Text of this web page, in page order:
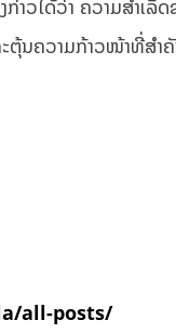
ວໄດ້ວ່າ ຄວາມສຳເລັ
ນຄວາມກ້າວໜ້າທີ່ສຳ
all-posts/